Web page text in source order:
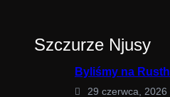
Szczurze Njusy
Byliśmy na
29 czerwca, 2026